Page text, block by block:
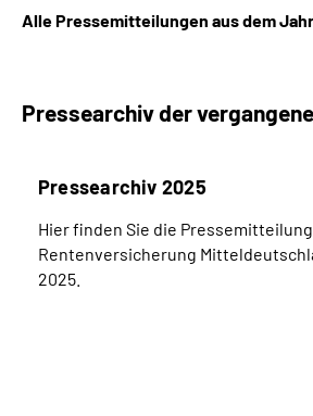
Alle Pressemitteilungen aus dem
Pressearchiv der
Pressearchiv 2025
Hier finden Sie die
Rentenversicherung
2025.